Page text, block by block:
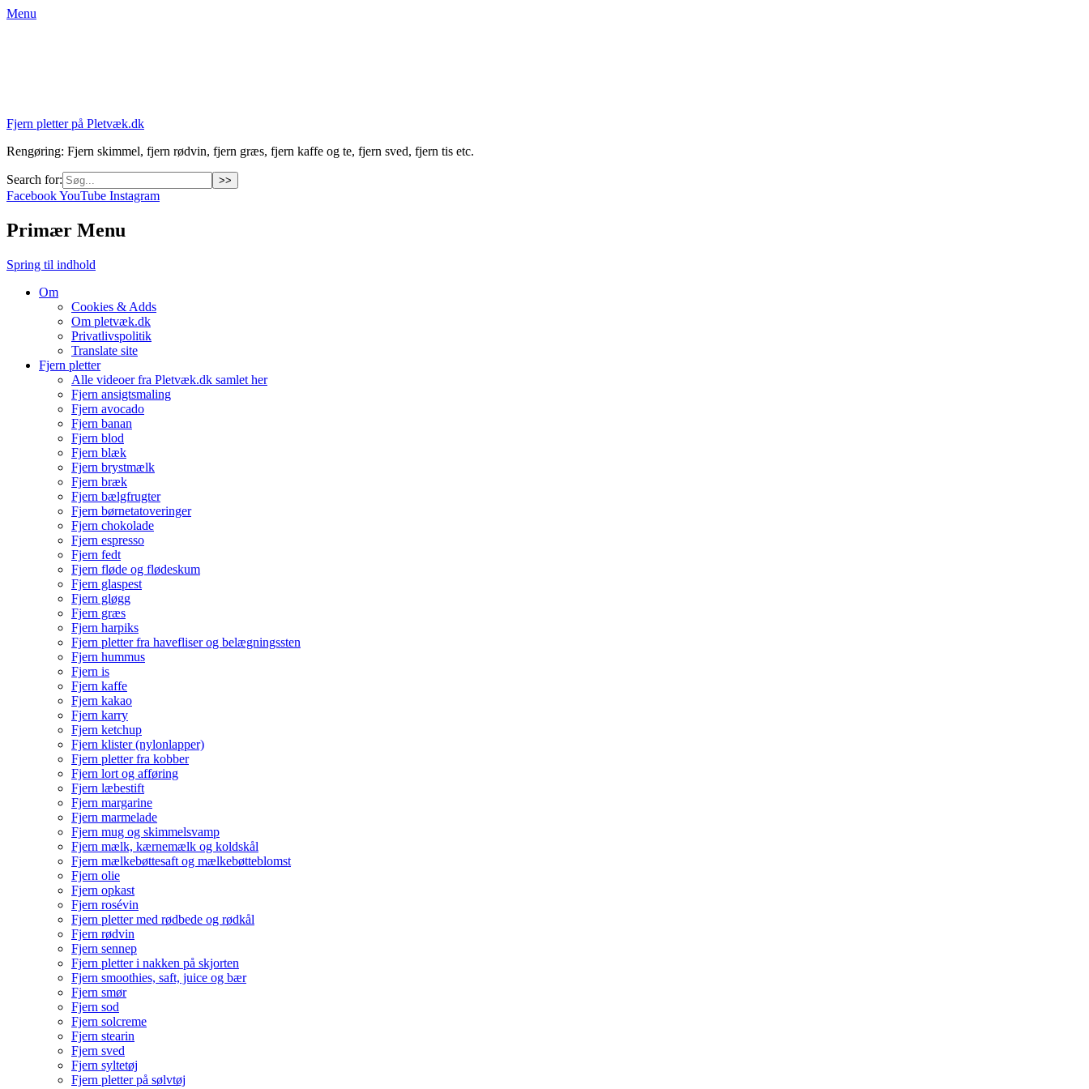
Menu
Fjern pletter på Pletvæk.dk
Rengøring: Fjern skimmel, fjern rødvin, fjern græs, fjern kaffe og te, fjern sved, fjern tis etc.
Search for:
FacebookYouTube Instagram
Primær Menu
Spring til indhold
Om
Cookies & Adds
Om pletvæk.dk
Privatlivspolitik
Translate site
Fjern pletter
Alle videoer fra Pletvæk.dk samlet her
Fjern ansigtsmaling
Fjern avocado
Fjern banan
Fjern blod
Fjern blæk
Fjern brystmælk
Fjern bræk
Fjern bælgfrugter
Fjern børnetatoveringer
Fjern chokolade
Fjern espresso
Fjern fedt
Fjern fløde og flødeskum
Fjern glaspest
Fjern gløgg
Fjern græs
Fjern harpiks
Fjern pletter fra havefliser og belægningssten
Fjern hummus
Fjern is
Fjern kaffe
Fjern kakao
Fjern karry
Fjern ketchup
Fjern klister (nylonlapper)
Fjern pletter fra kobber
Fjern lort og afføring
Fjern læbestift
Fjern margarine
Fjern marmelade
Fjern mug og skimmelsvamp
Fjern mælk, kærnemælk og koldskål
Fjern mælkebøttesaft og mælkebøtteblomst
Fjern olie
Fjern opkast
Fjern rosévin
Fjern pletter med rødbede og rødkål
Fjern rødvin
Fjern sennep
Fjern pletter i nakken på skjorten
Fjern smoothies, saft, juice og bær
Fjern smør
Fjern sod
Fjern solcreme
Fjern stearin
Fjern sved
Fjern syltetøj
Fjern pletter på sølvtøj